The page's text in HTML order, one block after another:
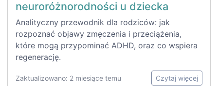
neuroróżnorodności u dziecka
Analityczny przewodnik dla rodziców: jak
rozpoznać objawy zmęczenia i przeciążenia,
które mogą przypominać ADHD, oraz co wspiera
regenerację.
Zaktualizowano: 2 miesiące temu Czytaj więcej